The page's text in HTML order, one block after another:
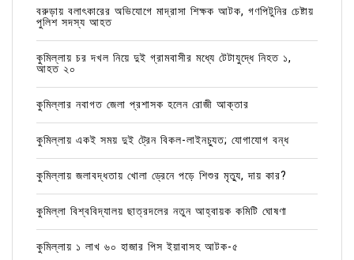
বরুড়ায় বলাৎকারের অভিযোগে মাদ্রাসা শিক্ষক আটক, গণপিটুনির চেষ্টায়
পুলিশ সদস্য আহত
কুমিল্লায় চর দখল নিয়ে দুই গ্রামবাসীর মধ্যে টেটাযুদ্ধে নিহত ১,
আহত ২০
কুমিল্লার নবাগত জেলা প্রশাসক হলেন রোজী আক্তার
কুমিল্লায় একই সময় দুই ট্রেন বিকল-লাইনচ্যুত; যোগাযোগ বন্ধ
কুমিল্লায় জলাবদ্ধতায় খোলা ড্রেনে পড়ে শিশুর মৃত্যু, দায় কার?
কুমিল্লা বিশ্ববিদ্যালয় ছাত্রদলের নতুন আহ্বায়ক কমিটি ঘোষণা
কুমিল্লায় ১ লাখ ৬০ হাজার পিস ইয়াবাসহ আটক-৫